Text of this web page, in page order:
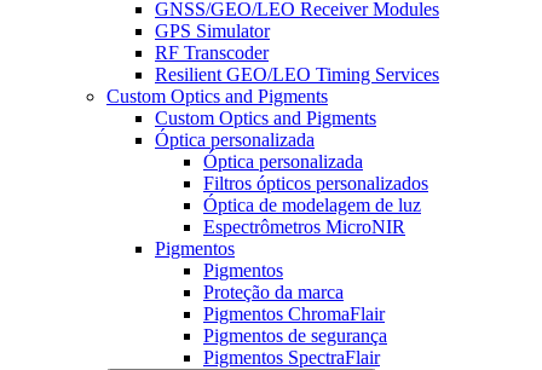
GNSS/GEO/LEO Receiver Modules
GPS Simulator
RF Transcoder
Resilient GEO/LEO Timing Services
Custom Optics and Pigments
Custom Optics and Pigments
Óptica personalizada
Óptica personalizada
Filtros ópticos personalizados
Óptica de modelagem de luz
Espectrômetros MicroNIR
Pigmentos
Pigmentos
Proteção da marca
Pigmentos ChromaFlair
Pigmentos de segurança
Pigmentos SpectraFlair